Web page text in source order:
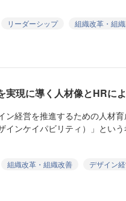
リーダーシップ 組織改革・組
実現に導く人材像とHRに
ン経営を推進するための人材
インケイパビリティ）」という
組織改革・組織改善
デザイン